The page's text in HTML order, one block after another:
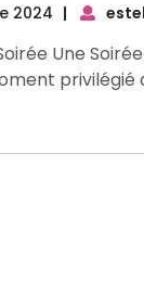
2024 05
2024
|
Une
privilégié